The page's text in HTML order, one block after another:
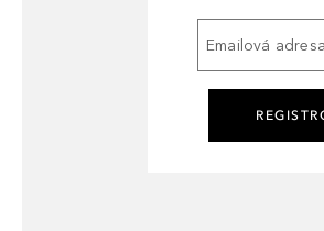
Emailová adresa